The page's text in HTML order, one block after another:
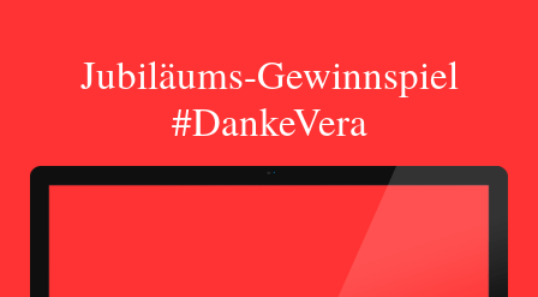
Jubiläums-Gewinnspiel
#DankeVera